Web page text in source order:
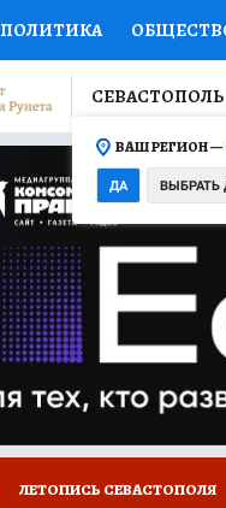
ПОЛИТИКА
КОЛУМНИСТЫ
ОТКРЫВАЕМ
ПРОМОКОДЫ
НА САЙТЕ
СЕВАСТОПОЛЬ
ВАШ РЕГИОН —
ДА ВЫБРАТЬ
ЛЕТОПИСЬ СЕВАСТОПОЛЯ